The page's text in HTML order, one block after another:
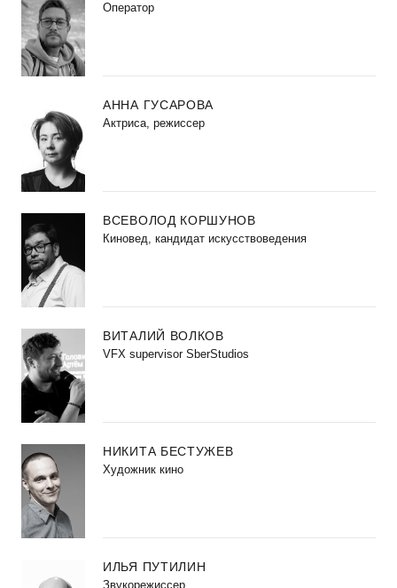
Оператор
АННА ГУСАРОВА
Актриса, режиссер
ВСЕВОЛОД КОРШУНОВ
Киновед, кандидат искусствоведения
ВИТАЛИЙ ВОЛКОВ
VFX supervisor SberStudios
НИКИТА БЕСТУЖЕВ
Художник кино
ИЛЬЯ ПУТИЛИН
Звукорежиссер